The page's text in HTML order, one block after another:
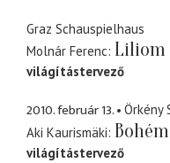
Graz Schauspielhaus
Molnár Ferenc Liliom
világítástervező
2010. február 13.
Örkény
Aki Kaurismäki
világítástervező